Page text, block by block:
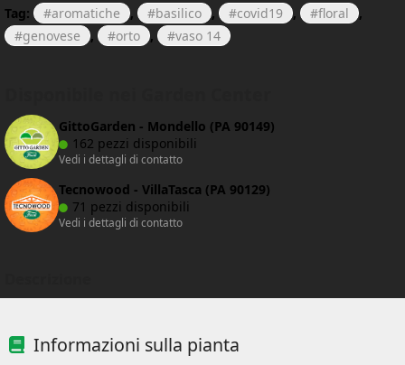
Tag:
aromatiche , basilico , covid19 , floral
,
genovese
, orto , vaso 14
GittoGarden - Mondello (PA 90149)
162 pezzi disponibili
Vedi i dettagli di contatto
Tecnowood - VillaTasca (PA 90129)
71 pezzi disponibili
Vedi i dettagli di contatto
Informazioni sulla pianta